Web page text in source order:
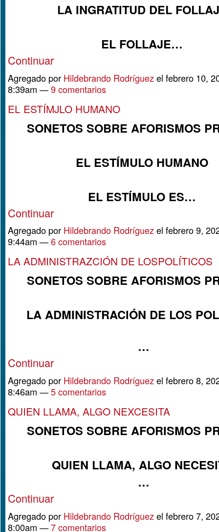
LA INGRATITUD DEL
EL FOLLAJE…
Continuar
Agregado por Hildebrando Rodríguez el febrero 10,
8:39am —9 comentarios
EL ESTÍMJLO HUMANO
SONETOS SOBRE AFORISMOS
EL ESTÍMULO HUMANO
EL ESTÍMULO ES…
Continuar
Agregado por Hildebrando Rodríguezel febrero 9,
9:44am —6 comentarios
LA ADMINISTRAZCIÓN DE LOSPOLÍTICOS
SONETOS SOBRE AFORISMOS
LA ADMINISTRACIÓN DE LOS
…
Continuar
Agregado por Hildebrando Rodríguezel febrero 8,
8:46am —5 comentarios
QUIEN LLAMA, ALGO NEXCESITA
SONETOS SOBRE AFORISMOS
QUIEN LLAMA, ALGO
…
Continuar
Agregado por Hildebrando Rodríguezel febrero 7,
8:00am —7 comentarios